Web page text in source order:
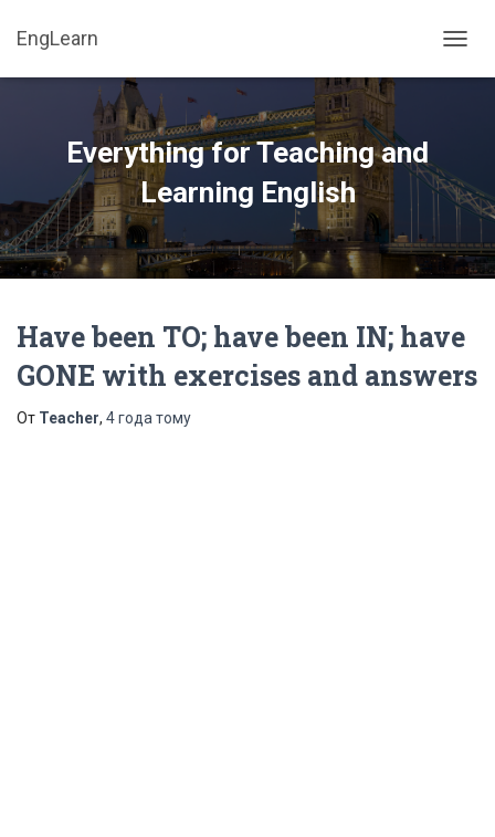
EngLearn
Everything for Teaching and
Learning English
Have been TO; have been IN; have
GONE with exercises and answers
От Teacher, 4 года тому